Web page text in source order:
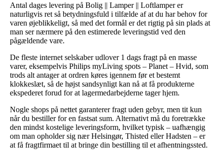
Antal dages levering på Bolig || Lamper || Loftlamper er
naturligvis ret så betydningsfuld i tilfælde af at du har behov for
varen øjeblikkeligt, så med det formål er det rigtig på sin plads at
man ser nærmere på den estimerede leveringstid ved den
pågældende vare.
De fleste internet selskaber udlover 1 dags fragt på en masse
varer, eksempelvis Philips myLiving spots – Planet – Hvid, som
trods alt antager at ordren køres igennem før et bestemt
klokkeslæt, så de højst sandsynligt kan nå at få produkterne
ekspederet forud for at lagermedarbejderne tager hjem.
Nogle shops på nettet garanterer fragt uden gebyr, men tit kun
når du bestiller for en fastsat sum. Alternativt må du foretrække
den mindst kostelige leveringsform, hvilket typisk – uafhængig
om man opholder sig nær Helsingør, Thisted eller Hadsten – er
at få fragtfirmaet til at bringe din bestilling til et afhentningssted.